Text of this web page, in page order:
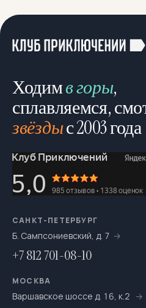
Ходимв горы,
сплавляемся,
звёздыс 2003 года
САНКТ-ПЕТЕРБУРГ
Б. Сампсониевский, д. 7
+7 812 701-08-10
МОСКВА
Варшавское шоссе д. 16, к.2